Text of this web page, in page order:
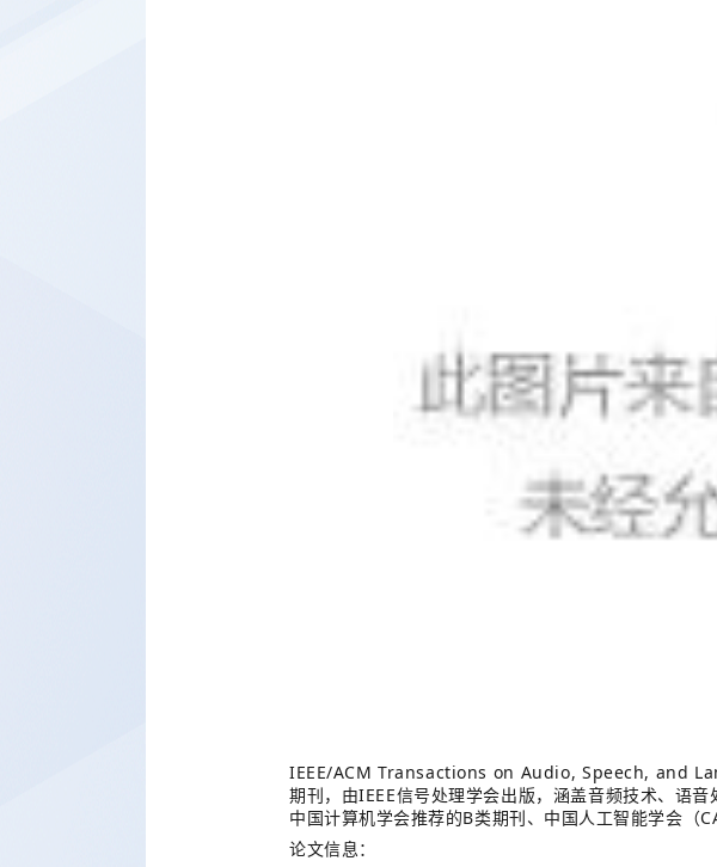
IEEE/ACM Transactions on Audio, Speech, and
期刊，由IEEE信号处理学会出版，涵盖音频技术、语音
中国计算机学会推荐的B类期刊、中国人工智能学会（
论文信息：